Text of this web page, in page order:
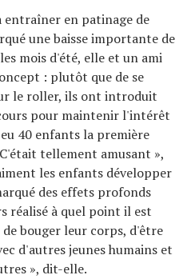
entraîner en patinage de
une baisse importante de
mois d'été, elle et un ami
: plutôt que de se
le roller, ils ont introduit
pour maintenir l'intérêt
40 enfants la première
tellement amusant »,
les enfants développer
des effets profonds
réalisé à quel point il est
bouger leur corps, d'être
d'autres jeunes humains et
», dit-elle.